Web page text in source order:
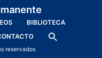
BIBLIOTECA
reservados